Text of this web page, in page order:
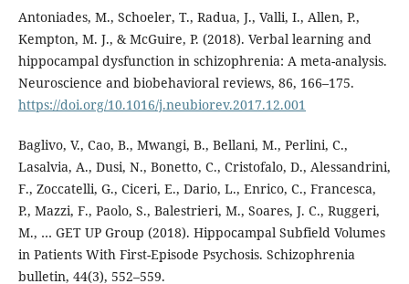
Antoniades, M., Schoeler, T., Radua, J., Valli, I., Allen, P.,
Kempton, M. J., & McGuire, P. (2018). Verbal learning and
hippocampal dysfunction in schizophrenia: A meta-analysis.
Neuroscience and biobehavioral reviews, 86, 166–175.
https://doi.org/10.1016/j.neubiorev.2017.12.001
Baglivo, V., Cao, B., Mwangi, B., Bellani, M., Perlini, C.,
Lasalvia, A., Dusi, N., Bonetto, C., Cristofalo, D., Alessandrini,
F., Zoccatelli, G., Ciceri, E., Dario, L., Enrico, C., Francesca,
P., Mazzi, F., Paolo, S., Balestrieri, M., Soares, J. C., Ruggeri,
M., … GET UP Group (2018). Hippocampal Subfield Volumes
in Patients With First-Episode Psychosis. Schizophrenia
bulletin, 44(3), 552–559.